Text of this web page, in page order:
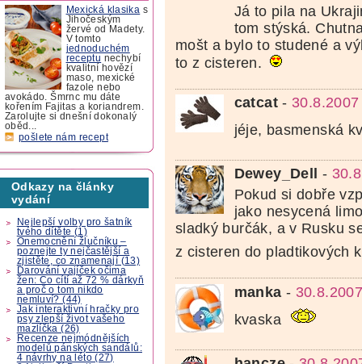
Mexická klasika s
Jihočeským
žervé od Madety.
V tomto
jednoduchém
receptu nechybí
kvalitní hovězí
maso, mexické
fazole nebo
avokádo. Šmrnc mu dáte
kořením Fajitas a koriandrem.
Zarolujte si dnešní dokonalý
oběd...
pošlete nám recept
Odkazy na články
vydání
Nejlepší volby pro šatník
tvého dítěte (1)
Onemocnění žlučníku –
poznejte ty nejčastější a
zjistěte, co znamenají (13)
Darování vajíček očima
žen: Co cítí až 72 % dárkyň
a proč o tom nikdo
nemluví? (44)
Jak interaktivní hračky pro
psy zlepší život vašeho
mazlíčka (26)
Recenze nejmódnějších
modelů pánských sandálů:
4 návrhy na léto (27)
Já to pila na
tom stýská.
mošt a bylo to studené a
to z cisteren.
catcat-
jéje, basmenská
Dewey_Dell -
Pokud si dobře
jako nesycená
sladký burčák, a v Rusku
z cisteren do pladtikových
manka -
kvaska